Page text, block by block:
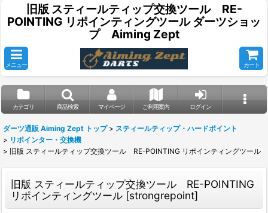
旧版 スティールティップ交換ツール RE-
POINTING リポインティングツール ダーツショッ
プ Aiming Zept
メニュー カート
カテゴリ 商品検索 マイページ ご利用案内 ログイン
ダーツ通販 Aiming Zept トップ > スティールティップ・ハードポイント
> リポインター・交換機
> 旧版 スティールティップ交換ツール RE-POINTING リポインティングツール
旧版 スティールティップ交換ツール RE-POINTING
リポインティングツール [strongrepoint]